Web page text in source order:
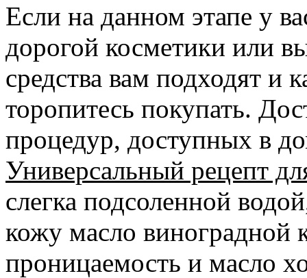
Если на данном этапе у
дорогой косметики или
средства вам подходят и
торопитесь покупать.
процедур, доступных в
Универсальный рецепт
слегка подсоленной
кожу масло виноградной
проницаемость и масло